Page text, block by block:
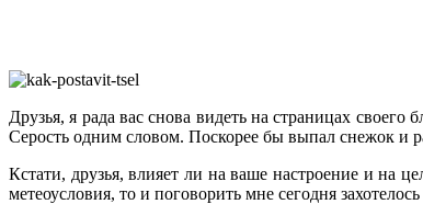
Друзья, я рада вас снова видеть на страницах
Серость одним словом. Поскорее бы выпал снежок и
Кстати, друзья, влияет ли на ваше настроение и на
метеоусловия, то и поговорить мне сегодня